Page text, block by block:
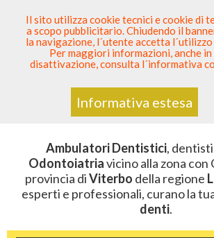
SEI DENTISTA?
Sei QuiElenco Dentista
Ambulatori Dentistici>Lazio
ZONA CON CAP
Ambulatori Dentistici,
Odontoiatriavicino alla zona con
provincia diViterbo della regione
esperti e professionali, curano la
denti.
Il sito utilizza cookie tecnici e cookie di
a scopo pubblicitario. Chiudendo il
la navigazione, l´utente accetta
Per maggiori informazioni, anche
disattivazione, consulta l´informativa
Informativa estesa